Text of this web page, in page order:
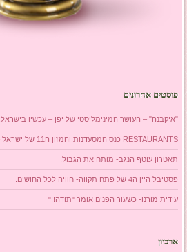
פוסטים אחרונים
"איקבנה" – העושר המינימליסטי של יפן – עכשיו בישראל.
RESTAURANTS כנס המסעדנות והמזון ה11 של ישראל – הצלחה מסחררת!
תאטרון עוטף הנגב- מותח את הגבול.
פסטיבל היין ה4 של פתח תקווה- חוויה לכל החושים.
עידית מורנו- כשעור הפנים אומר "תודה!!"
ארכיון